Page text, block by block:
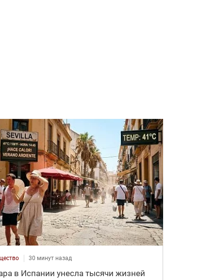
30 минут назад
в Испании унесла тысячи жизней